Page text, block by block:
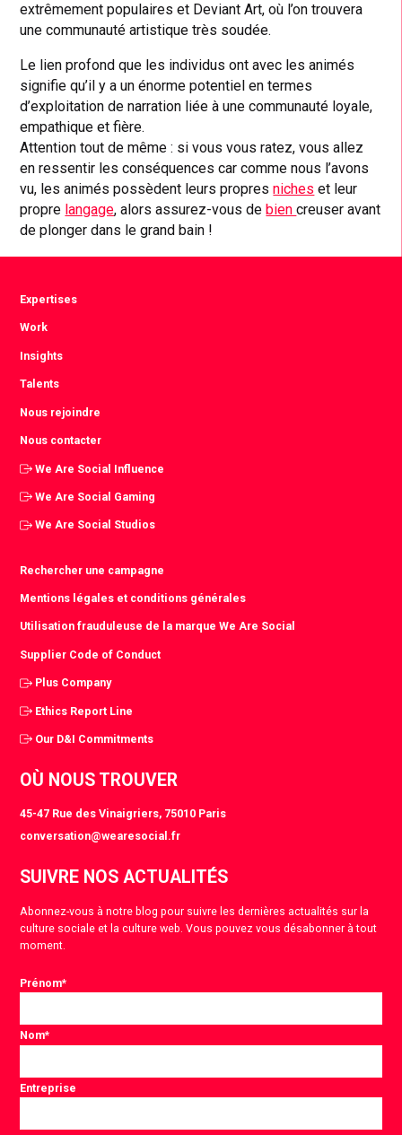
extrêmement populaires et Deviant Art, où l’on trouvera
une communauté artistique très soudée.
Le lien profond que les individus ont avec les animés
signifie qu’il y a un énorme potentiel en termes
d’exploitation de narration liée à une communauté loyale,
empathique et fière.
Attention tout de même : si vous vous ratez, vous allez
en ressentir les conséquences car comme nous l’avons
vu, les animés possèdent leurs propresniches et leur
propre langage, alors assurez-vous debiencreuser avant
de plonger dans le grand bain !
Expertises
Work
Insights
Talents
Nous rejoindre
Nous contacter
We Are Social Influence
We Are Social Gaming
We Are Social Studios
Rechercher une campagne
Mentions légales et conditions générales
Utilisation frauduleuse de la marque We Are Social
Supplier Code of Conduct
Plus Company
Ethics Report Line
Our D&I Commitments
OÙ NOUS TROUVER
45-47 Rue des Vinaigriers, 75010 Paris
conversation@wearesocial.fr
SUIVRE NOS ACTUALITÉS
Abonnez-vous à notre blog pour suivre les dernières actualités sur la
culture sociale et la culture web. Vous pouvez vous désabonner à tout
moment.
Prénom*
Nom*
Entreprise